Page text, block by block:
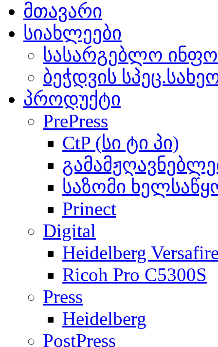
მთავარი
სიახლეები
სასარგებლო ინფო
ბეჭდვის
პროდუქტი
PrePress
CtP (სი ტი პი)
საზომი
Prinect
Digital
Heidelberg
Ricoh Pro C5300S
Press
Heidelberg
PostPress